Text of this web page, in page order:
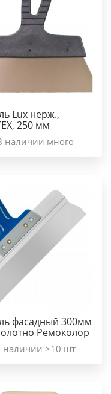
Lux нерж.,
250 мм
наличии много
фасадный 300мм
Ремоколор
наличии >10 шт